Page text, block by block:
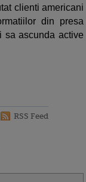
clienti americani
din presa
sa ascunda active
RSS Feed